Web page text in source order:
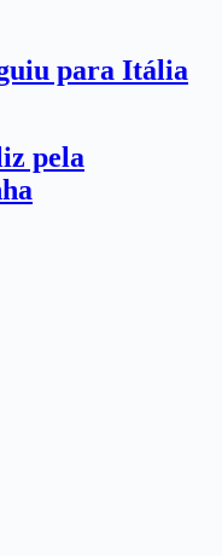
para Itália
pela